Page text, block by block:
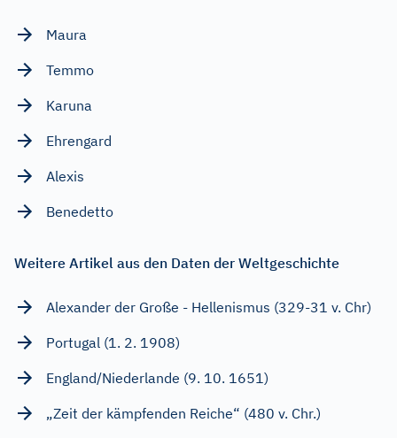
Maura
Temmo
Karuna
Ehrengard
Alexis
Benedetto
Weitere Artikel aus den Daten der Weltgeschichte
Alexander der Große - Hellenismus (329-31 v. Chr)
Portugal (1. 2. 1908)
England/Niederlande (9. 10. 1651)
„Zeit der kämpfenden Reiche“ (480 v. Chr.)